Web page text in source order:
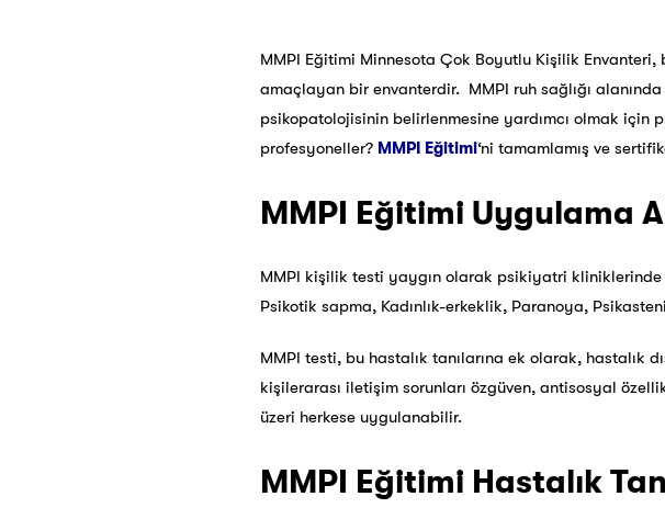
MMPI Eğitimi Minnesota Çok Boyutlu Kişilik
amaçlayan bir envanterdir. MMPI ruh sağlığı
psikopatolojisinin belirlenmesine yardımcı olmak için
profesyoneller? MMPI Eğitimi‘ni tamamlamış ve
MMPI Eğitimi Uygulama
MMPI kişilik testi yaygın olarak psikiyatri kliniklerinde
Psikotik sapma, Kadınlık-erkeklik, Paranoya,
MMPI testi, bu hastalık tanılarına ek olarak, hastalık
kişilerarası iletişim sorunları özgüven, antisosyal
üzeri herkese uygulanabilir.
MMPI Eğitimi Hastalık